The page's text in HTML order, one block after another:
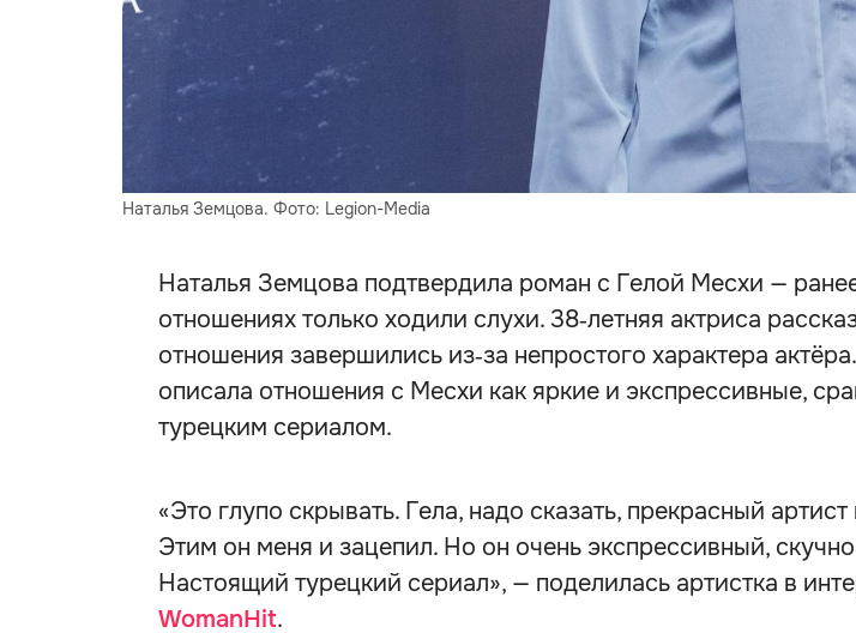
Наталья Земцова. Фото: Legion-Media
Наталья Земцова подтвердила роман с Гелой Месхи —
отношениях только ходили слухи. 38‑летняя актриса
отношения завершились из‑за непростого характера
описала отношения с Месхи как яркие и экспрессивные,
турецким сериалом.
«Это глупо скрывать. Гела, надо сказать, прекрасный артист
Этим он меня и зацепил. Но он очень экспрессивный,
Настоящий турецкий сериал», — поделилась артистка в
WomanHit.